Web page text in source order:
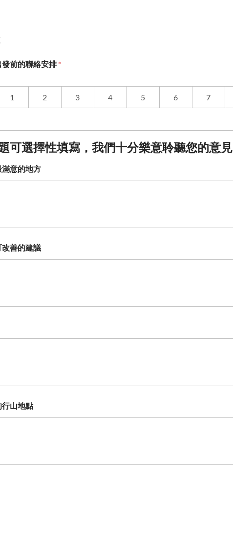
前的聯絡安排*
1 2 3 4 5 6 7
可選擇性填寫，我們十分樂意聆聽您的意見
意的地方
善的建議
山地點